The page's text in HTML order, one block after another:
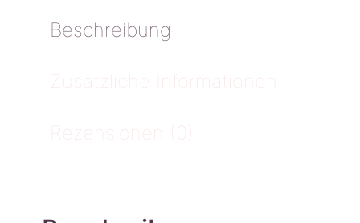
Beschreibung
Zusätzliche Informationen
Rezensionen (0)